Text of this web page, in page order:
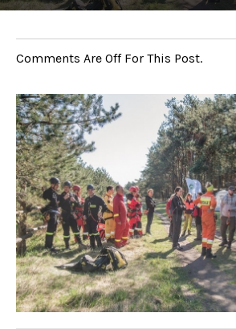
Comments Are Off For This Post.